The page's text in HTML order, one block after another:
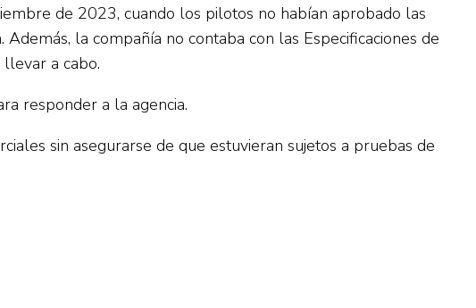
de 2023, cuando los pilotos no habían aprobado las
la compañía no contaba con las Especificaciones de
a cabo.
responder a la agencia.
sin asegurarse de que estuvieran sujetos a pruebas de